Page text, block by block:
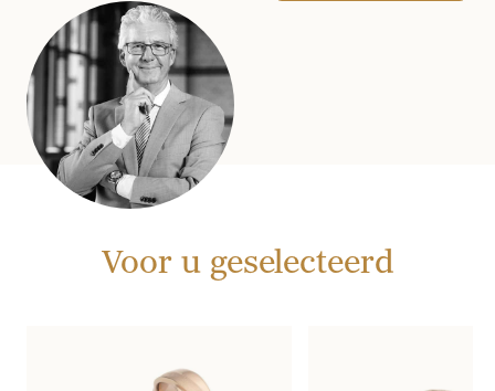
Voor u geselecteerd